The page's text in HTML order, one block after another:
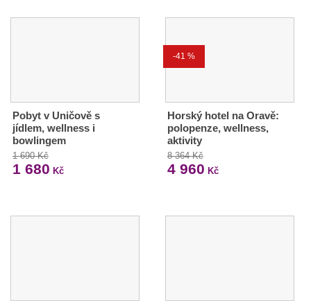
Pobyt v Uničově s
jídlem, wellness i
bowlingem
1 690 Kč
1 680 Kč
-41 %
Horský hotel na Oravě:
polopenze, wellness,
aktivity
8 364 Kč
4 960 Kč